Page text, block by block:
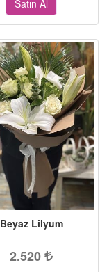
Satın Al
Beyaz Lilyum
2.520